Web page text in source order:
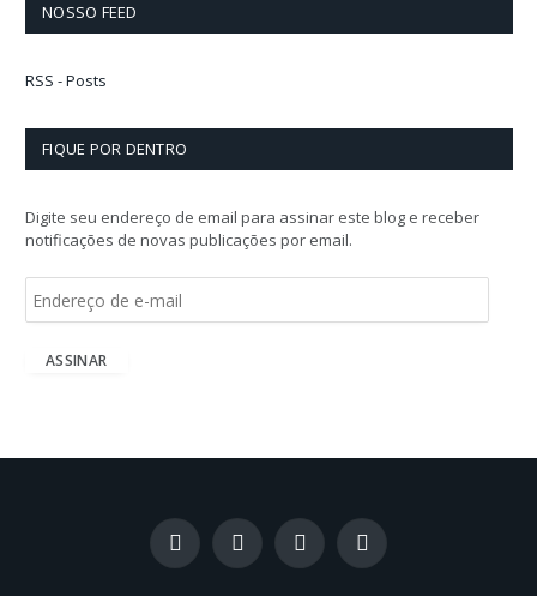
NOSSO FEED
RSS - Posts
FIQUE POR DENTRO
Digite seu endereço de email para assinar este blog e receber
notificações de novas publicações por email.
ASSINAR
Facebook
X
(Twitter)
InstagramLinkedIn